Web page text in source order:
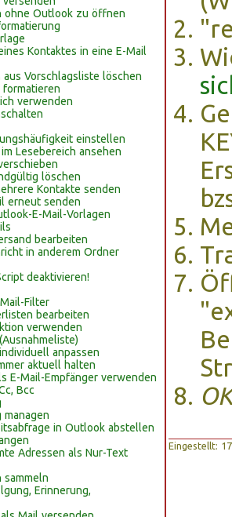
ohne Outlook zu öffnen
Kontaktes in eine E-Mail
aus Vorschlagsliste löschen
formatieren
verwenden
einstellen
Lesebereich ansehen
löschen
Kontakte senden
erneut senden
E-Mail-Vorlagen
bearbeiten
in anderem Ordner
deaktivieren!
Filter
bearbeiten
verwenden
anpassen
aktuell halten
E-Mail-Empfänger verwenden
Bcc
in Outlook abstellen
Adressen als Nur-Text
sammeln
Erinnerung,
OK
Eingestellt: